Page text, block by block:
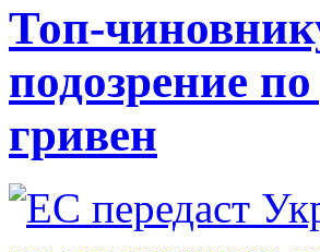
Топ-
подозрение
гривен